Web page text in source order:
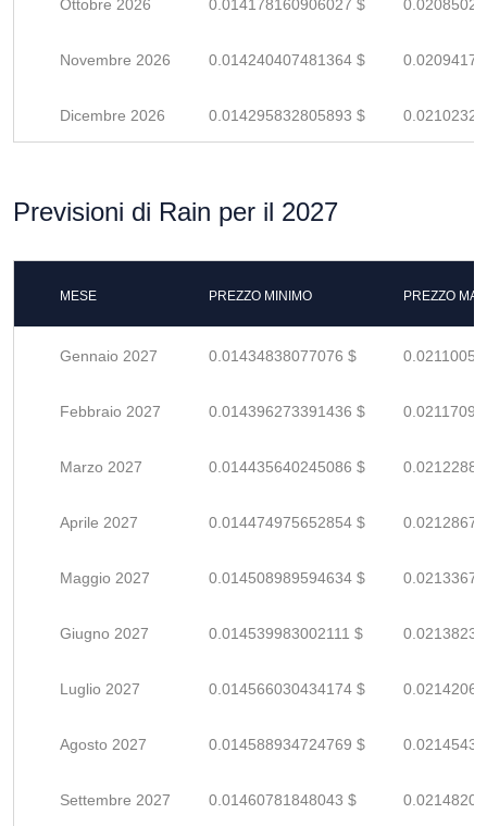
Ottobre 2026 0.014178160906027 $
Novembre 2026 0.014240407481364 $
Dicembre 2026 0.014295832805893 $
Previsioni di Rain per il 2027
MESE PREZZO MINIMO PREZZO
Gennaio 2027 0.01434838077076 $
Febbraio 2027 0.014396273391436 $
Marzo 2027 0.014435640245086 $
Aprile 2027 0.014474975652854 $
Maggio 2027 0.014508989594634 $
Giugno 2027 0.014539983002111 $
Luglio 2027 0.014566030434174 $
Agosto 2027 0.014588934724769 $
Settembre 2027 0.01460781848043 $